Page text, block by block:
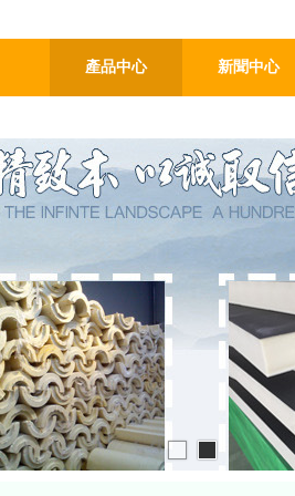
產品中心 新聞中心